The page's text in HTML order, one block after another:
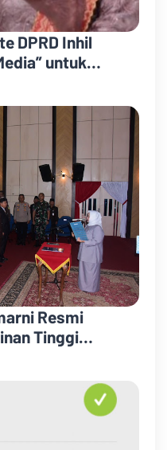
DPRD Inhil
untuk
Resmi
Tinggi